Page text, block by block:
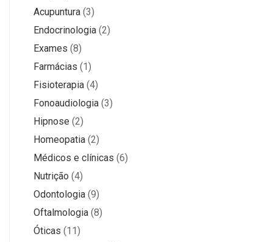
Acupuntura (3)
Endocrinologia (2)
Exames (8)
Farmácias (1)
Fisioterapia (4)
Fonoaudiologia (3)
Hipnose (2)
Homeopatia (2)
Médicos e clínicas (6)
Nutrição (4)
Odontologia (9)
Oftalmologia (8)
Óticas (11)